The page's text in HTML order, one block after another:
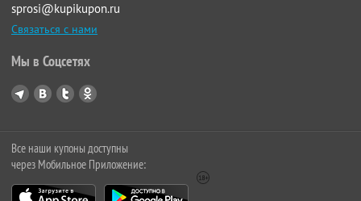
sprosi@kupikupon.ru
Связаться с нами
Мы в Соцсетях
Все наши купоны доступны
через Мобильное Приложение: